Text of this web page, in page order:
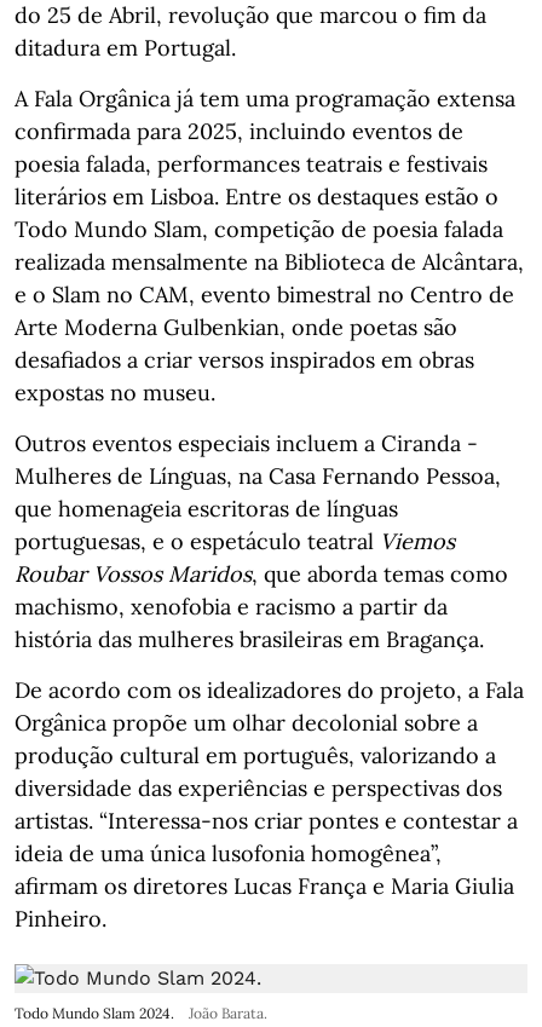
do 25 de Abril, revolução que marcou o fim da
ditadura em Portugal.
A Fala Orgânica já tem uma programação extensa
confirmada para 2025, incluindo eventos de
poesia falada, performances teatrais e festivais
literários em Lisboa. Entre os destaques estão o
Todo Mundo Slam, competição de poesia falada
realizada mensalmente na Biblioteca de Alcântara,
e o Slam no CAM, evento bimestral no Centro de
Arte Moderna Gulbenkian, onde poetas são
desafiados a criar versos inspirados em obras
expostas no museu.
Outros eventos especiais incluem a Ciranda -
Mulheres de Línguas, na Casa Fernando Pessoa,
que homenageia escritoras de línguas
portuguesas, e o espetáculo teatral Viemos
Roubar Vossos Maridos, que aborda temas como
machismo, xenofobia e racismo a partir da
história das mulheres brasileiras em Bragança.
De acordo com os idealizadores do projeto, a Fala
Orgânica propõe um olhar decolonial sobre a
produção cultural em português, valorizando a
diversidade das experiências e perspectivas dos
artistas. “Interessa-nos criar pontes e contestar a
ideia de uma única lusofonia homogênea”,
afirmam os diretores Lucas França e Maria Giulia
Pinheiro.
Todo Mundo Slam 2024. João Barata.